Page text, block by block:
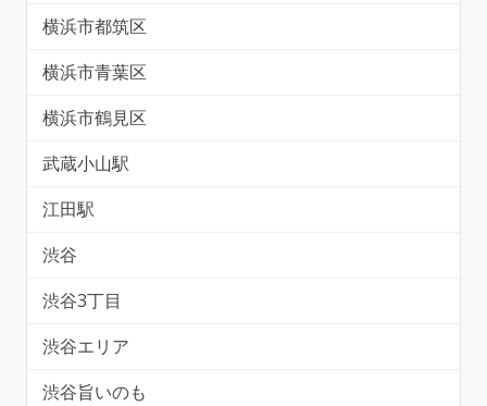
横浜市都筑区
横浜市青葉区
横浜市鶴見区
武蔵小山駅
江田駅
渋谷
渋谷3丁目
渋谷エリア
渋谷旨いのも